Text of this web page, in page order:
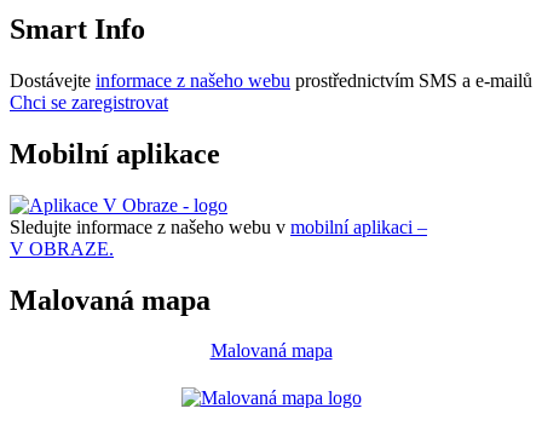
Smart Info
Dostávejte informace z našeho webu prostřednictvím SMS a e-mailů
Chci se zaregistrovat
Mobilní aplikace
Sledujte informace z našeho webu v mobilní aplikaci –
V OBRAZE.
Malovaná mapa
Malovaná mapa